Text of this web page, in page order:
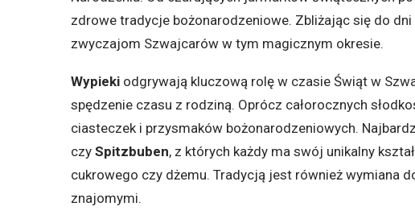
zdrowe tradycje bożonarodzeniowe. Zbliżając się do
zwyczajom Szwajcarów w tym magicznym okresie.
Wypieki odgrywają kluczową rolę w czasie Świąt w
spędzenie czasu z rodziną. Oprócz całorocznych
ciasteczek i przysmaków bożonarodzeniowych.
czy Spitzbuben, z których każdy ma swój unikalny
cukrowego czy dżemu. Tradycją jest również wymiana
znajomymi.